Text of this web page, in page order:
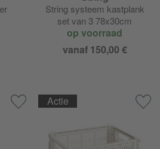
String systeem kastplank
set van 3 78x30cm
op voorraad
vanaf 150,00 €
Actie